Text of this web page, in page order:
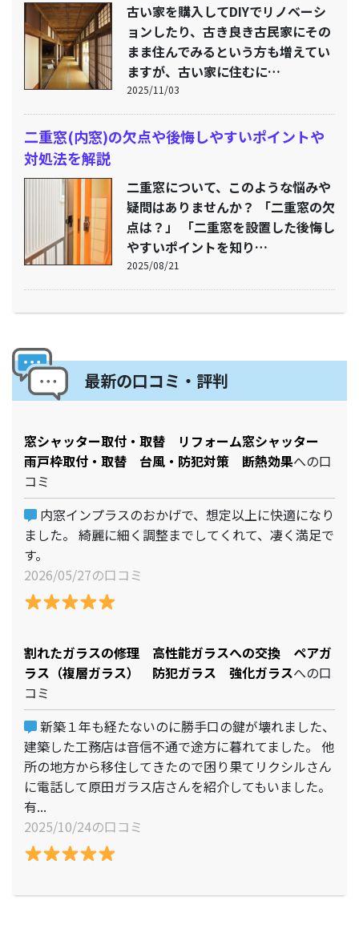
古い家を購入してDIYでリノベーシ
ョンしたり、古き良き古民家にその
まま住んでみるという方も増えてい
ますが、古い家に住むに…
2025/11/03
二重窓(内窓)の欠点や後悔しやすいポイントや
対処法を解説
二重窓について、このような悩みや
疑問はありませんか？ 「二重窓の欠
点は？」 「二重窓を設置した後悔し
やすいポイントを知り…
2025/08/21
最新の口コミ・評判
窓シャッター取付・取替 リフォーム窓シャッター
雨戸枠取付・取替 台風・防犯対策 断熱効果への口
コミ
内窓インプラスのおかげで、想定以上に快適になり
ました。 綺麗に細く調整までしてくれて、凄く満足で
す。
2026/05/27の口コミ
割れたガラスの修理 高性能ガラスへの交換 ペアガ
ラス（複層ガラス） 防犯ガラス 強化ガラスへの口
コミ
新築１年も経たないのに勝手口の鍵が壊れました、
建築した工務店は音信不通で途方に暮れてました。 他
所の地方から移住してきたので困り果てリクシルさん
に電話して原田ガラス店さんを紹介してもいました。
有...
2025/10/24の口コミ